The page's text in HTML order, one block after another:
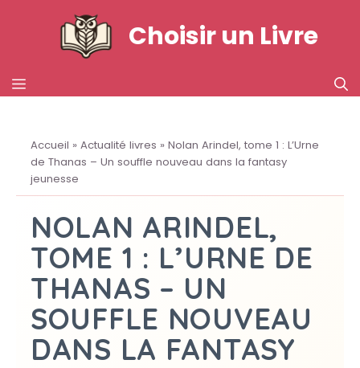
Choisir un Livre
MENU
Accueil » Actualité livres » Nolan Arindel, tome 1 : L’Urne
de Thanas – Un souffle nouveau dans la fantasy
jeunesse
NOLAN ARINDEL,
TOME 1 : L’URNE DE
THANAS – UN
SOUFFLE NOUVEAU
DANS LA FANTASY